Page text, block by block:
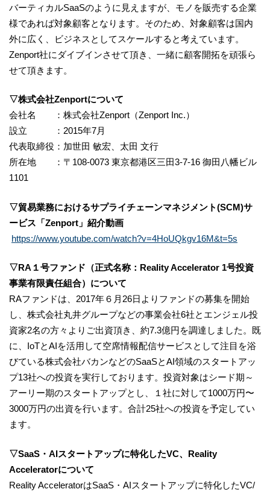
バーティカルSaaSのように見えますが、モノを販売する企業
様であれば対象顧客となります。そのため、対象顧客は国内
外に広く、ビジネスとしてスケールすると考えています。
Zenport社にダイブインさせて頂き、一緒に顧客開拓を頑張ら
せて頂きます。
▽株式会社Zenportについて
会社名 ：株式会社Zenport（Zenport Inc.）
設立 ：2015年7月
代表取締役：加世田 敏宏、太田 文行
所在地 ：〒108-0073 東京都港区三田3-7-16 御田八幡ビル
1101
▽貿易業務におけるサプライチェーンマネジメント(SCM)サ
ービス「Zenport」紹介動画
https://www.youtube.com/watch?v=4HoUQkgv16M&t=5s
▽RA１号ファンド（正式名称：Reality Accelerator 1号投資
事業有限責任組合）について
RAファンドは、2017年６月26日よりファンドの募集を開始
し、株式会社丸井グループなどの事業会社6社とエンジェル投
資家2名の方々よりご出資頂き、約7.3億円を調達しました。既
に、IoTとAIを活用して空席情報配信サービスとして注目を浴
びている株式会社バカンなどのSaaSとAI領域のスタートアッ
プ13社への投資を実行しております。投資対象はシード期～
アーリー期のスタートアップとし、１社に対して1000万円〜
3000万円の出資を行います。合計25社への投資を予定してい
ます。
▽SaaS・AIスタートアップに特化したVC、Reality
Acceleratorについて
Reality AcceleratorはSaaS・AIスタートアップに特化したVC/